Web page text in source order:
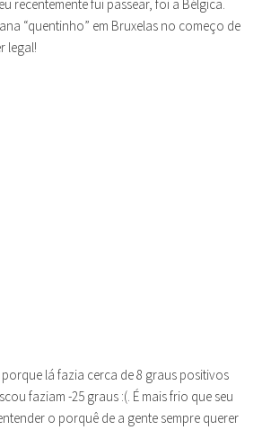
recentemente fui passear, foi a Bélgica.
“quentinho” em Bruxelas no começo de
legal!
lá fazia cerca de 8 graus positivos
faziam -25 graus :(. É mais frio que seu
o porquê de a gente sempre querer